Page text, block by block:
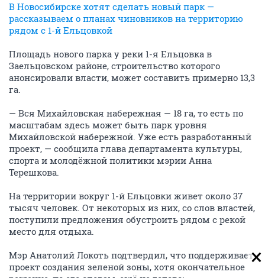
В Новосибирске хотят сделать новый парк —
рассказываем о планах чиновников на территорию
рядом с 1-й Ельцовкой
Площадь нового парка у реки 1-я Ельцовка в
Заельцовском районе, строительство которого
анонсировали власти, может составить примерно 13,3
га.
— Вся Михайловская набережная — 18 га, то есть по
масштабам здесь может быть парк уровня
Михайловской набережной. Уже есть разработанный
проект, — сообщила глава департамента культуры,
спорта и молодёжной политики мэрии Анна
Терешкова.
На территории вокруг 1-й Ельцовки живет около 37
тысяч человек. От некоторых из них, со слов властей,
поступили предложения обустроить рядом с рекой
место для отдыха.
Мэр Анатолий Локоть подтвердил, что поддерживает
проект создания зеленой зоны, хотя окончательное